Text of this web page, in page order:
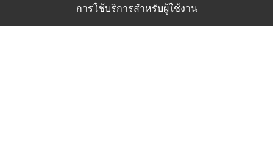
การใช้บริการสำหรับผู้ใช้งาน